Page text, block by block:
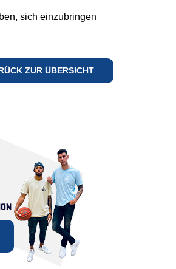
sich einzubringen
ZUR ÜBERSICHT